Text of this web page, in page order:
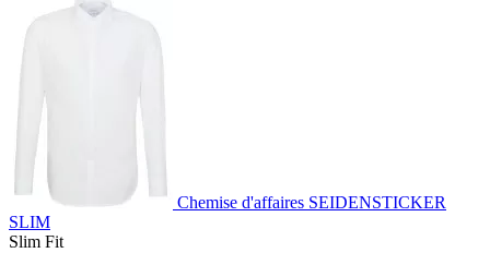
Chemise d'affaires SEIDENSTICKER
SLIM
Slim Fit